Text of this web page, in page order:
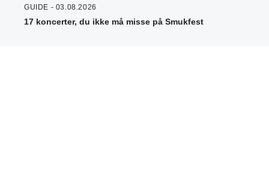
GUIDE - 03.08.2026
17 koncerter, du ikke må misse på Smukfest